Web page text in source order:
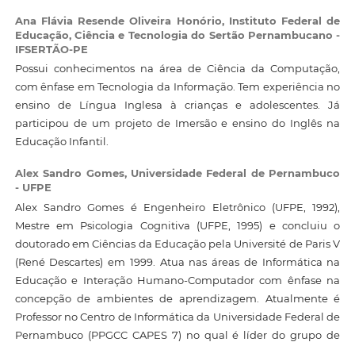
Ana Flávia Resende Oliveira Honório, Instituto Federal de
Educação, Ciência e Tecnologia do Sertão Pernambucano -
IFSERTÃO-PE
Possui conhecimentos na área de Ciência da Computação,
com ênfase em Tecnologia da Informação. Tem experiência no
ensino de Língua Inglesa à crianças e adolescentes. Já
participou de um projeto de Imersão e ensino do Inglês na
Educação Infantil.
Alex Sandro Gomes, Universidade Federal de Pernambuco
- UFPE
Alex Sandro Gomes é Engenheiro Eletrônico (UFPE, 1992),
Mestre em Psicologia Cognitiva (UFPE, 1995) e concluiu o
doutorado em Ciências da Educação pela Université de Paris V
(René Descartes) em 1999. Atua nas áreas de Informática na
Educação e Interação Humano-Computador com ênfase na
concepção de ambientes de aprendizagem. Atualmente é
Professor no Centro de Informática da Universidade Federal de
Pernambuco (PPGCC CAPES 7) no qual é líder do grupo de